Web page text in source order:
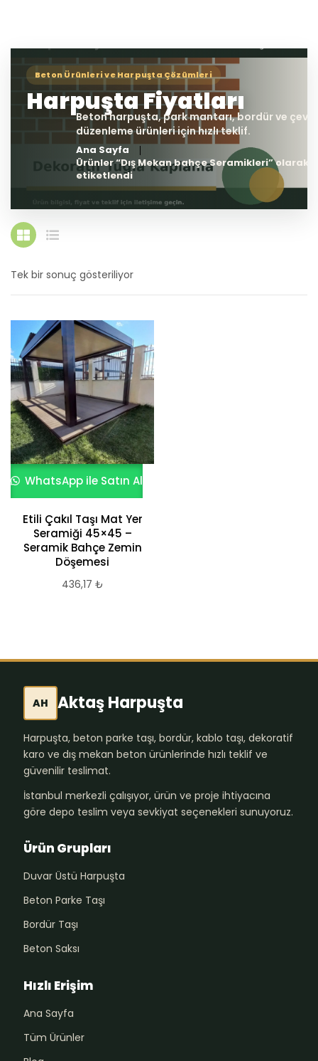
Ana Sayfa
Ürünler “Dış Mekan bahçe Seramikleri” olarak
etiketlendi
Tek bir sonuç gösteriliyor
WhatsApp ile Satın Al
Etili Çakıl Taşı Mat Yer
Seramiği 45×45 –
Seramik Bahçe Zemin
Döşemesi
436,17 ₺
AH Aktaş Harpuşta
Harpuşta, beton parke taşı, bordür, kablo taşı, dekoratif
karo ve dış mekan beton ürünlerinde hızlı teklif ve
güvenilir teslimat.
İstanbul merkezli çalışıyor, ürün ve proje ihtiyacına
göre depo teslim veya sevkiyat seçenekleri sunuyoruz.
Ürün Grupları
Duvar Üstü Harpuşta
Beton Parke Taşı
Bordür Taşı
Beton Saksı
Hızlı Erişim
Ana Sayfa
Tüm Ürünler